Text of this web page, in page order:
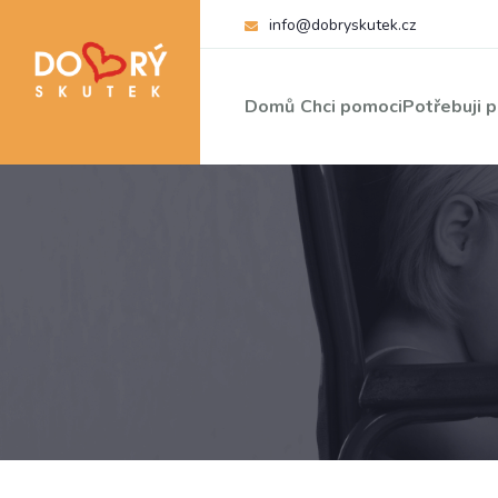
info@dobryskutek.cz
Domů Chci pomociPotřebuji